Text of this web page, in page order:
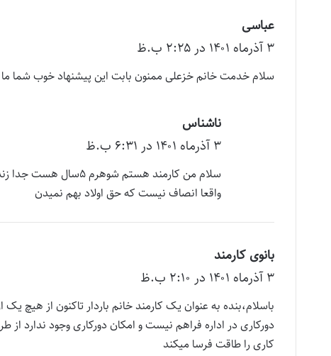
عباسی
ف
ت
۳ آذر‌ماه ۱۴۰۱ در ۲:۲۵ ب.ظ
سلام خدمت خانم خزعلی ممنون بابت این پیشنهاد خوب شما
ناشناس
ف
ت
:
۳ آذر‌ماه ۱۴۰۱ در ۶:۳۱ ب.ظ
سلام من کارمند هستم
واقعا انصاف نیست که حق اولاد بهم نمیدن
بانوی کارمند
ف
ت
:
۳ آذر‌ماه ۱۴۰۱ در ۲:۱۰ ب.ظ
باسلام،بنده به عنوان یک کارمند خانم باردار تاکنون از هیچ
دورکاری در اداره فراهم نیست و امکان دورکاری وجود
کاری را طاقت فرسا میکند